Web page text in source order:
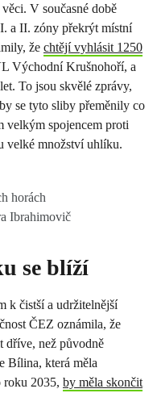
V současné době
a II. zóny překrýt místní
že chtějí vyhlásit 1250
Východní Krušnohoří, a
To jsou skvělé zprávy,
se tyto sliby přeměnily co
velkým spojencem proti
velké množství uhlíku.
horách
Ibrahimovič
se blíží
k čistší a udržitelnější
ČEZ oznámila, že
dříve, než původně
Bílina, která měla
roku 2035, by měla skončit